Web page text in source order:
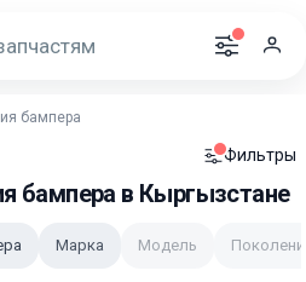
бампера
Фильтры
бампера в Кыргызстане
Марка Модель